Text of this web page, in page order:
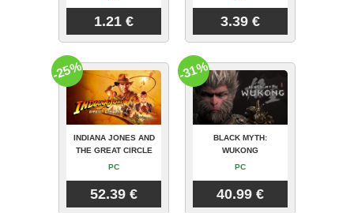
1.21 € 3.39 €
INDIANA JONES AND
THE GREAT CIRCLE
PC
52.39 €
-25%
BLACK MYTH:
WUKONG
PC
40.99 €
-31%